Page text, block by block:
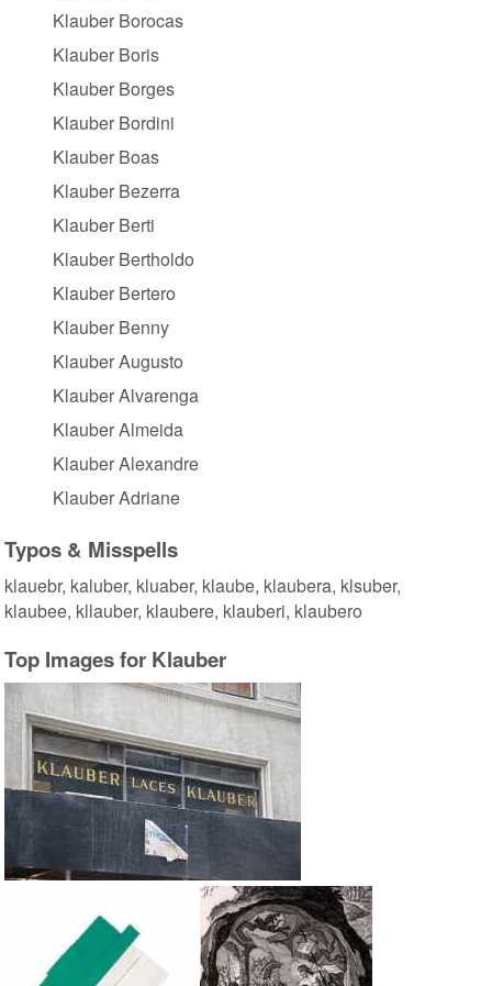
Klauber Borocas
Klauber Boris
Klauber Borges
Klauber Bordini
Klauber Boas
Klauber Bezerra
Klauber Berti
Klauber Bertholdo
Klauber Bertero
Klauber Benny
Klauber Augusto
Klauber Alvarenga
Klauber Almeida
Klauber Alexandre
Klauber Adriane
Typos & Misspells
klauebr, kaluber, kluaber, klaube, klaubera, klsuber,
klaubee, kllauber, klaubere, klauberi, klaubero
Top Images for Klauber